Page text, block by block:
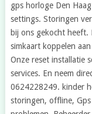
gps horloge Den
settings. Storingen
bij ons gekocht heeft.
simkaart koppelen
Onze reset installatie
services. En neem
0624228249. kinder
storingen, offline,